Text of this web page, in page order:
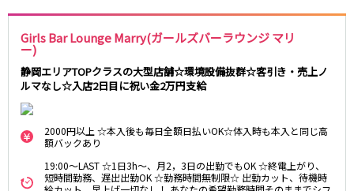
Girls Bar Lounge Marry(ガールズバーラウンジ マリ
ー)
静岡エリアTOPクラスの大型店舗☆環境設備抜群☆客引き・売上ノ
ルマなし☆入店2日目に祝い金2万円支給
2000円以上 ☆本入後も毎日全額日払いOK☆体入時も本入と同じ高
額バックあり
19:00～LAST ☆1日3h～、月2，3日の出勤でもOK ☆終電上がり、
短時間勤務、遅出出勤OK ☆勤務時間無制限☆ 出勤カット、待機時
0 選択した内容で設定
近鉄四日市駅 近鉄名古屋駅
JR関西本線(名古屋～亀山)
名古屋市営地下鉄名城線
栄駅
久屋大通駅